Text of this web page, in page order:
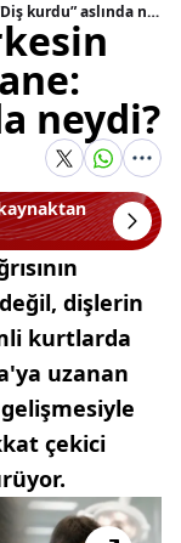
Tarih boyunca herkesin inandığı tuhaf efsane: “Diş kurdu” aslında neydi?
neydi?
dişlerin
kurtlarda
uzanan
çekici